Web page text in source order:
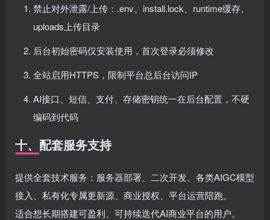
禁止对外泄露/上传：.env、install.lock、runtime缓存、
uploads上传目录
后台初始密码仅安装使用，首次登录必须修改
全站启用HTTPS，限制平台总后台访问IP
AI接口、短信、支付、存储密钥统一在后台配置，不硬
编码到代码
十、配套服务支持
提供全套技术服务：服务器部署、二次开发、各类AIGC模型
接入、私有化专属更新源、商业授权、平台运营陪跑。
适合想长期搭建可盈利、可持续迭代AI商业平台的用户。